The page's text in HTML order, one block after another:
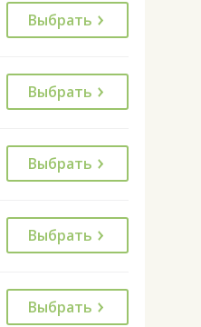
Выбрать
Выбрать
Выбрать
Выбрать
Выбрать